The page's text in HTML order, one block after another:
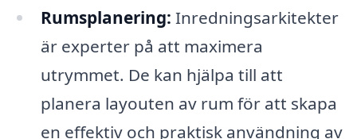
Rumsplanering: Inredningsarkitekter
är experter på att maximera
utrymmet. De kan hjälpa till att
planera layouten av rum för att skapa
en effektiv och praktisk användning av